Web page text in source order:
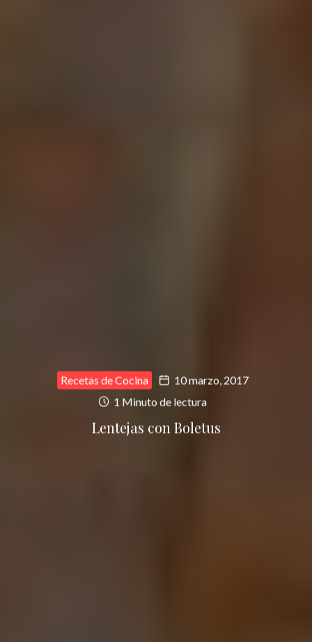
Recetas de Cocina
10 marzo, 2017
1 Minuto de lectura
Lentejas con Boletus